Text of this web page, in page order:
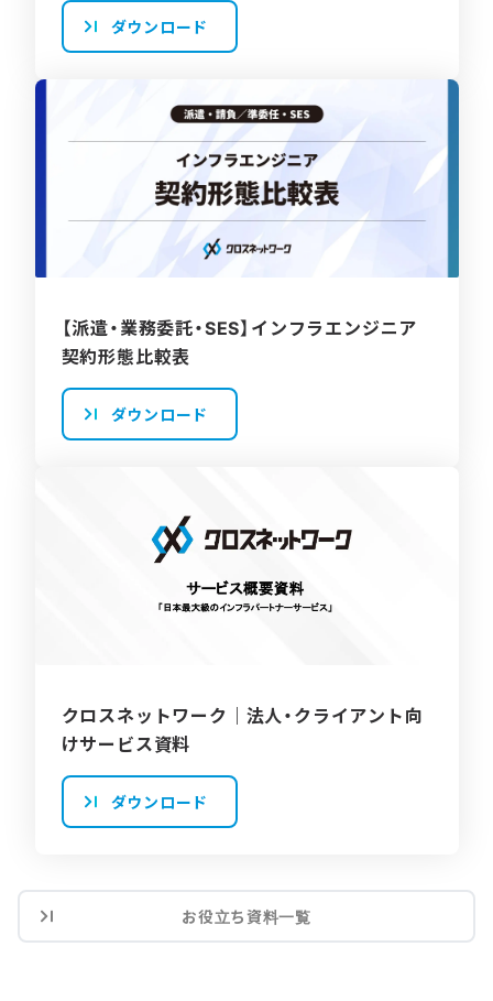
ダウンロード
【派遣・業務委託・SES】インフラエンジニア
契約形態比較表
ダウンロード
クロスネットワーク｜法人・クライアント向
けサービス資料
ダウンロード
お役立ち資料一覧